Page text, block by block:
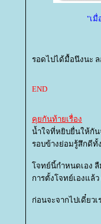
"เมื่
รอดไปได้มื้อนึงนะ ล
END
คุยกันท้ายเรื่อง
น้ำใจที่หยิบยื่นให้กัน
รอบข้างย่อมรู้สึกดี
จทย์นี้กำหนดเอง ลื
การตั้งโจทย์เองแล้
ก่อนจะจากไปเดี๋ยว